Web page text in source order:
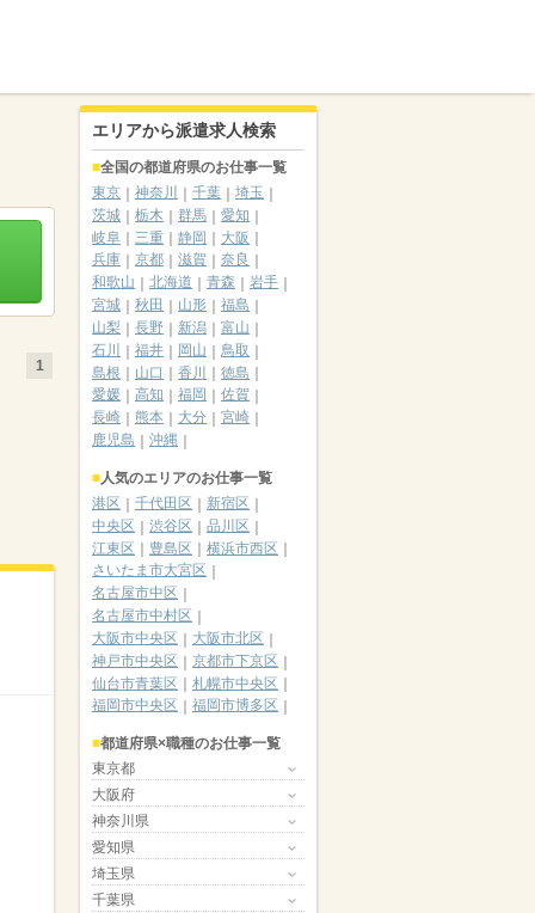
1
エリアから派遣求人検索
全国の都道府県のお仕事一覧
東京
神奈川 千葉
埼玉
茨城
栃木 群馬
愛知
岐阜
三重 静岡
大阪
兵庫
京都 滋賀
奈良
和歌山
北海道 青森
岩手
宮城
秋田 山形
福島
山梨
長野 新潟
富山
石川
福井 岡山
鳥取
島根
山口 香川
徳島
愛媛
高知 福岡
佐賀
長崎
熊本 大分
宮崎
鹿児島
沖縄
人気のエリアのお仕事一覧
港区
千代田区
新宿区
中央区
渋谷区
品川区
江東区
豊島区
横浜市西区
さいたま市大宮区
名古屋市中区
名古屋市中村区
大阪市中央区
大阪市北区
神戸市中央区
京都市下京区
仙台市青葉区
札幌市中央区
福岡市中央区
福岡市博多区
都道府県×職種のお仕事一覧
東京都
大阪府
神奈川県
愛知県
埼玉県
千葉県